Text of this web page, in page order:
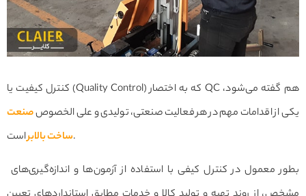
کنترل کیفیت یا (Quality Control) که به اختصار QC هم گفته می‌شود،
یکی از اقدامات مهم در هر فعالیت صنعتی، تولیدی و علی الخصوصصنعت
ساخت بالابراست.